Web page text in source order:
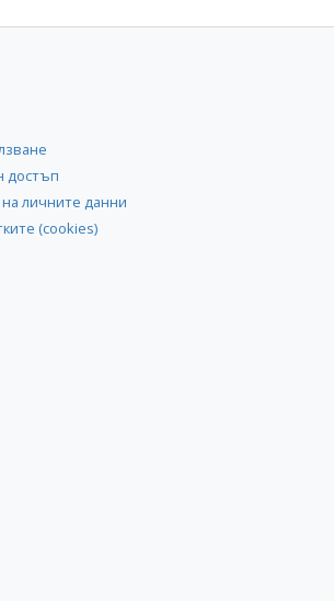
достъп
личните данни
(cookies)